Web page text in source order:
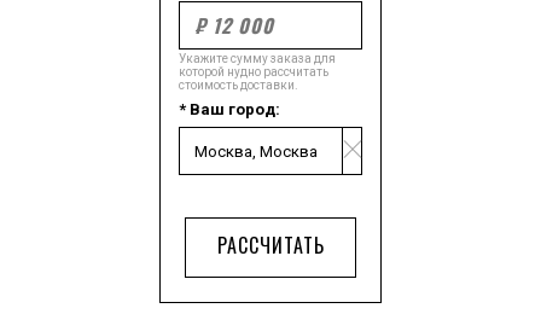
Укажите сумму заказа для
которой нудно рассчитать
стоимость доставки.
* Ваш город:
РАССЧИТАТЬ